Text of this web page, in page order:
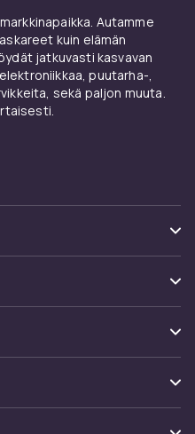
Autamme
kuin elämän
jatkuvasti kasvavan
puutarha-,
sekä paljon muuta.